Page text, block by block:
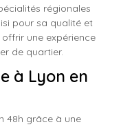
régionales
pour sa qualité et
une expérience
de quartier.
à Lyon en
48h grâce à une